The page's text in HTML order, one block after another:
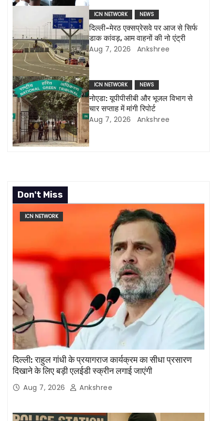
g
a
t
i
o
n
ICN NETWORK NEWS
दिल्ली-मेरठ एक्सप्रेसवे पर आज से सिर्फ
डाक कांवड़, आम वाहनों की नो एंट्री
Aug 7, 2026 Ankshree
ICN NETWORK NEWS
नोएडा: यूपीपीसीबी और भूजल विभाग से
चार सप्ताह में मांगी रिपोर्ट
Aug 7, 2026 Ankshree
Don't Miss
ICN NETWORK
दिल्ली: राहुल गांधी के प्रयागराज कार्यक्रम का सीधा प्रसारण
दिखाने के लिए बड़ी एलईडी स्क्रीन लगाई जाएंगी
Aug 7, 2026 Ankshree